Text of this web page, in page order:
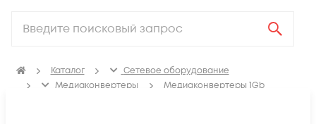
Каталог
Сетевое оборудование
Медиаконвертеры
Медиаконвертеры 1Gb